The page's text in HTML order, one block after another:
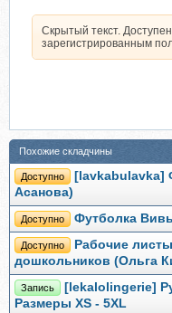
Скрытый текст.
зарегистрированным
Похожие складчины
Доступно
[lavkabulavka]
Асанова)
Доступно Футболка
Доступно
Рабочие
дошкольников (Ольга
Запись
[lekalolingerie]
Размеры XS - 5XL